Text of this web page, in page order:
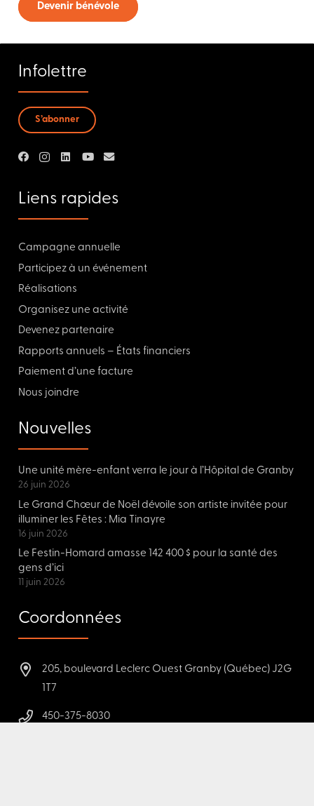
Devenir bénévole
Infolettre
S’abonner
Liens rapides
Campagne annuelle
Participez à un événement
Réalisations
Organisez une activité
Devenez partenaire
Rapports annuels – États financiers
Paiement d’une facture
Nous joindre
Nouvelles
Une unité mère-enfant verra le jour à l’Hôpital de Granby
26 juin 2026
Le Grand Chœur de Noël dévoile son artiste invitée pour
illuminer les Fêtes : Mia Tinayre
16 juin 2026
Le Festin-Homard amasse 142 400 $ pour la santé des
gens d’ici
11 juin 2026
Coordonnées
205, boulevard Leclerc Ouest Granby (Québec) J2G
1T7
450-375-8030